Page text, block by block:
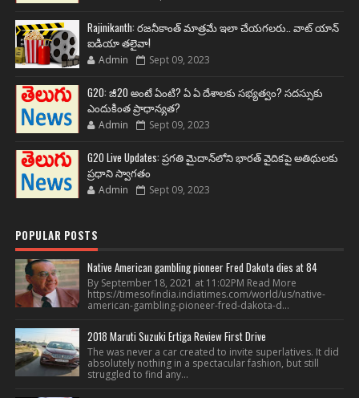
Rajinikanth: రజనీకాంత్ మాత్రమే ఇలా చేయగలరు.. వాట్ యాన్
ఐడియా తలైవా!
Admin Sept 09, 2023
G20: జీ20 అంటే ఏంటి? ఏ ఏ దేశాలకు సభ్యత్వం? సదస్సుకు
ఎందుకింత ప్రాధాన్యత?
Admin Sept 09, 2023
G20 Live Updates: ప్రగతి మైదాన్‌లోని భారత్ వైదికపై అతిథులకు
ప్రధాని స్వాగతం
Admin Sept 09, 2023
POPULAR POSTS
Native American gambling pioneer Fred Dakota dies at 84
By September 18, 2021 at 11:02PM Read More
https://timesofindia.indiatimes.com/world/us/native-
american-gambling-pioneer-fred-dakota-d...
2018 Maruti Suzuki Ertiga Review First Drive
The was never a car created to invite superlatives. It did
absolutely nothing in a spectacular fashion, but still
struggled to find any...